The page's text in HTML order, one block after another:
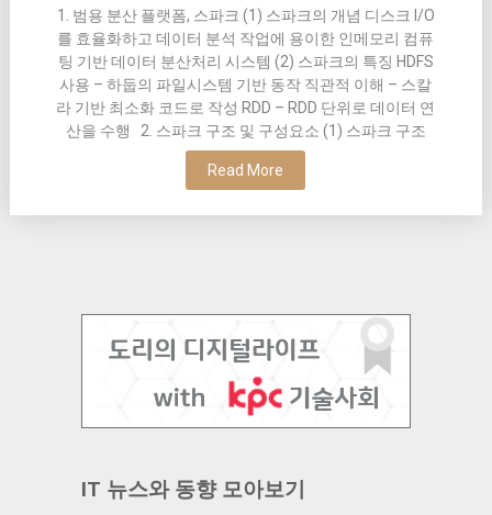
1. 범용 분산 플랫폼, 스파크 (1) 스파크의 개념 디스크 I/O
를 효율화하고 데이터 분석 작업에 용이한 인메모리 컴퓨
팅 기반 데이터 분산처리 시스템 (2) 스파크의 특징 HDFS
사용 – 하둡의 파일시스템 기반 동작 직관적 이해 – 스칼
라 기반 최소화 코드로 작성 RDD – RDD 단위로 데이터 연
산을 수행 2. 스파크 구조 및 구성요소 (1) 스파크 구조
Read More
IT 뉴스와 동향 모아보기